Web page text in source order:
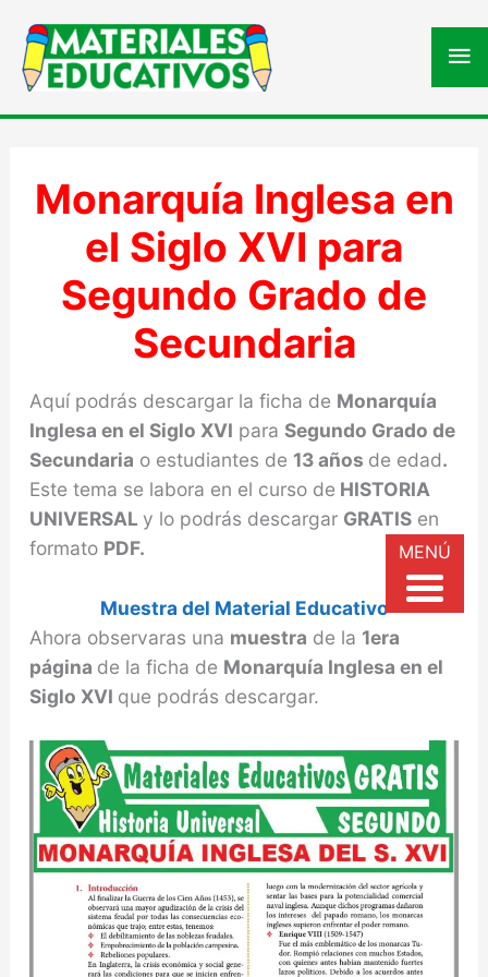
Monarquía Inglesa en
el Siglo XVI para
Segundo Grado de
Secundaria
Aquí podrás descargar la ficha de Monarquía
Inglesa en el Siglo XVI para Segundo Grado de
Secundaria o estudiantes de 13 años de edad.
Este tema se labora en el curso de HISTORIA
UNIVERSAL y lo podrás descargar GRATISen
formato PDF.
Muestra del Material Educativo
Ahora observaras una muestra de la 1era
página de la ficha de Monarquía Inglesa en el
Siglo XVI que podrás descargar.
MENÚ